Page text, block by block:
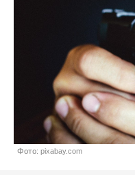
Фото: pixabay.com